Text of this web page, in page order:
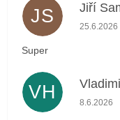
JS Jiří
25.6.2026
Super
VH 8.6.2026